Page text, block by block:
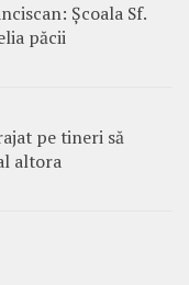
Școala Sf.
păcii
pe tineri să
altora